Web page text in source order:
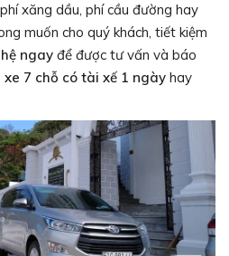
xăng dầu, phí cầu đường hay
muốn cho quý khách, tiết kiệm
ngay để được tư vấn và báo
xe 7 chỗ có tài xế 1 ngày hay